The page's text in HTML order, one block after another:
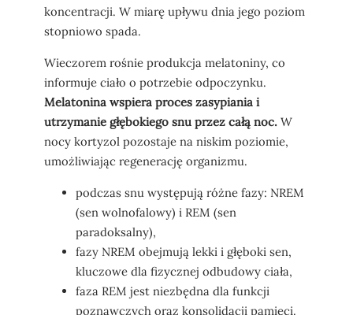
koncentracji. W miarę upływu dnia jego poziom
stopniowo spada.
Wieczorem rośnie produkcja melatoniny, co
informuje ciało o potrzebie odpoczynku.
Melatonina wspiera proces zasypiania i
utrzymanie głębokiego snu przez całą noc. W
nocy kortyzol pozostaje na niskim poziomie,
umożliwiając regenerację organizmu.
podczas snu występują różne fazy: NREM
(sen wolnofalowy) i REM (sen
paradoksalny),
fazy NREM obejmują lekki i głęboki sen,
kluczowe dla fizycznej odbudowy ciała,
faza REM jest niezbędna dla funkcji
poznawczych oraz konsolidacji pamięci.